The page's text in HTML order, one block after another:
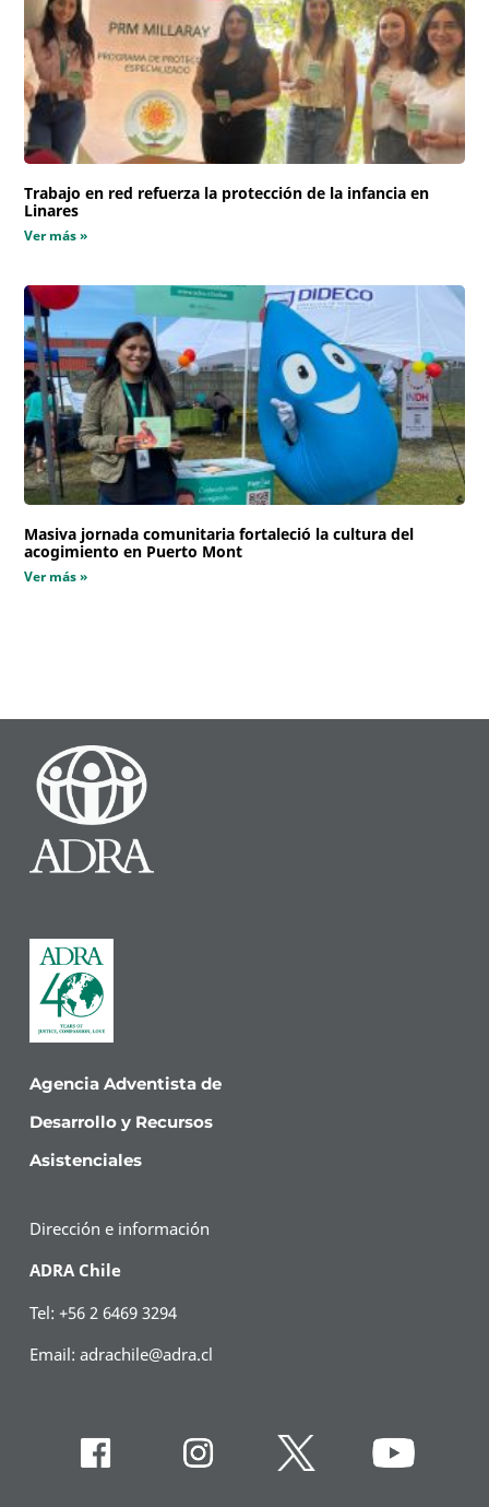
Trabajo en red refuerza la protección de la infancia en
Linares
Ver más »
Masiva jornada comunitaria fortaleció la cultura del
acogimiento en Puerto Mont
Ver más »
Agencia Adventista de
Desarrollo y Recursos
Asistenciales
Dirección e información
ADRA Chile
Tel: +56 2 6469 3294
Email:adrachile@adra.cl